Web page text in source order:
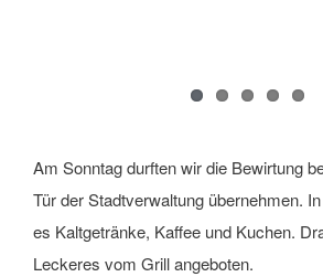
Am Sonntag durften wir die Bewirtung
Tür der Stadtverwaltung übernehmen.
es Kaltgetränke, Kaffee und Kuchen.
Leckeres vom Grill angeboten.